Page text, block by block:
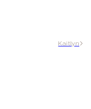
Kaitlyn